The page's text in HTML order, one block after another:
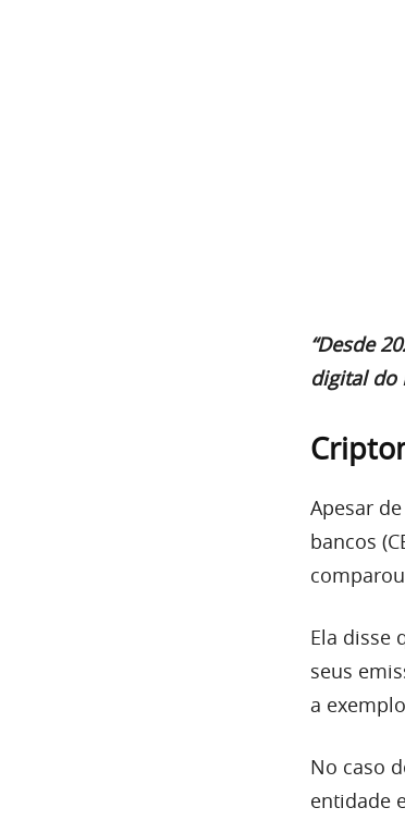
“Desde
digital do
Apesar
bancos
Ela disse
seus
a
No caso
entidade